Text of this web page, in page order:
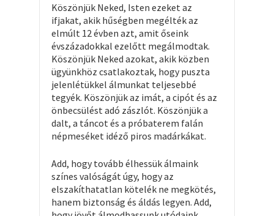
Köszönjük Neked, Isten ezeket az
ifjakat, akik hűségben megélték az
elmúlt 12 évben azt, amit őseink
évszázadokkal ezelőtt megálmodtak.
Köszönjük Neked azokat, akik közben
ügyünkhöz csatlakoztak, hogy puszta
jelenlétükkel álmunkat teljesebbé
tegyék. Köszönjük az imát, a cipót és az
önbecsülést adó zászlót. Köszönjük a
dalt, a táncot és a próbaterem falán
népmeséket idéző piros madárkákat.
Add, hogy tovább élhessük álmaink
színes valóságát úgy, hogy az
elszakíthatatlan kötelék ne megkötés,
hanem biztonság és áldás legyen. Add,